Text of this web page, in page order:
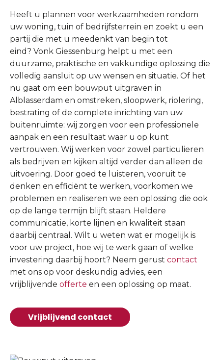
Heeft u plannen voor werkzaamheden rondom
uw woning, tuin of bedrijfsterrein en zoekt u een
partij die met u meedenkt van begin tot
eind? Vonk Giessenburg helpt u met een
duurzame, praktische en vakkundige oplossing die
volledig aansluit op uw wensen en situatie. Of het
nu gaat om een bouwput uitgraven in
Alblasserdam en omstreken, sloopwerk, riolering,
bestrating of de complete inrichting van uw
buitenruimte: wij zorgen voor een professionele
aanpak en een resultaat waar u op kunt
vertrouwen. Wij werken voor zowel particulieren
als bedrijven en kijken altijd verder dan alleen de
uitvoering. Door goed te luisteren, vooruit te
denken en efficiënt te werken, voorkomen we
problemen en realiseren we een oplossing die ook
op de lange termijn blijft staan. Heldere
communicatie, korte lijnen en kwaliteit staan
daarbij centraal. Wilt u weten wat er mogelijk is
voor uw project, hoe wij te werk gaan of welke
investering daarbij hoort? Neem gerust contact
met ons op voor deskundig advies, een
vrijblijvende offerte en een oplossing op maat.
Vrijblijvend contact